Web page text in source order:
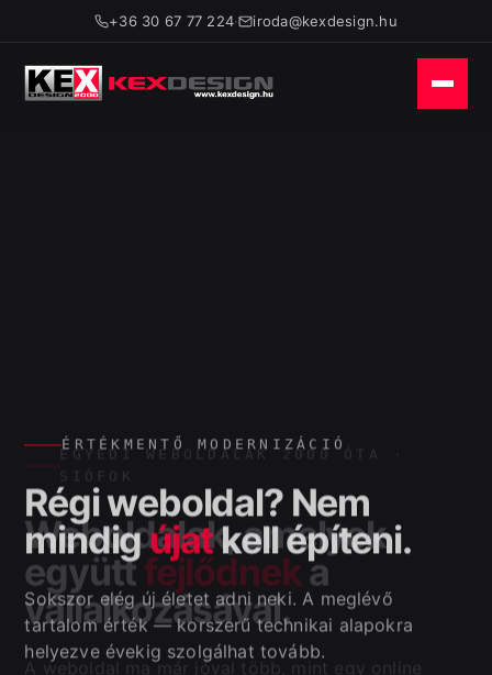
+36 30 67 77 224· iroda@kexdesign.hu
ÉRTÉKMENTŐ MODERNIZÁCIÓ
Régi weboldal? Nem
mindigújatkell építeni.
Sokszor elég új életet adni neki. A meglévő
tartalom érték — korszerű technikai alapokra
helyezve évekig szolgálhat tovább.